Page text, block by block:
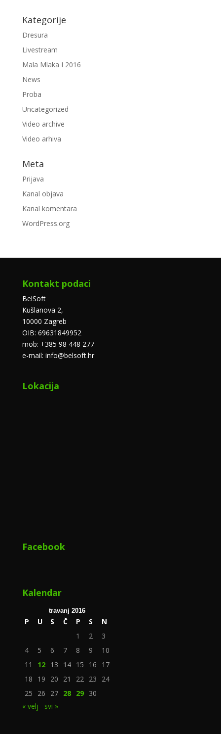
Kategorije
Dresura
Livestream
Mala Mlaka I 2016
News
Proba
Uncategorized
Video archive
Video arhiva
Meta
Prijava
Kanal objava
Kanal komentara
WordPress.org
Kontakt podaci
BelSoft
Kušlanova 2,
10000 Zagreb
OIB: 69631849952
mob: +385 98 448 277
e-mail: info@belsoft.hr
Lokacija
Facebook
Kalendar
travanj 2016
P U S Č P S
N
1
2
3
4
5 6 7 8 9
10
11
12 13 14 15 16
17
18
19 20 21 22 23
24
25
26 27 28 29 30
« velj
svi »